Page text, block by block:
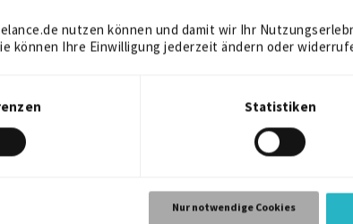
nutzen können und damit wir Ihr
können Ihre Einwilligung jederzeit ändern oder
Statistiken
Nur notwendige Cookies
Architect | Produ...